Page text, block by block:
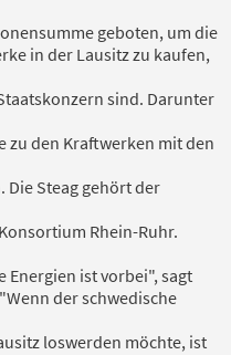
geboten, um die
in der Lausitz zu kaufen,
sind. Darunter
zu den Kraftwerken mit den
Die Steag gehört der
Rhein-Ruhr.
ist vorbei", sagt
der schwedische
loswerden möchte, ist